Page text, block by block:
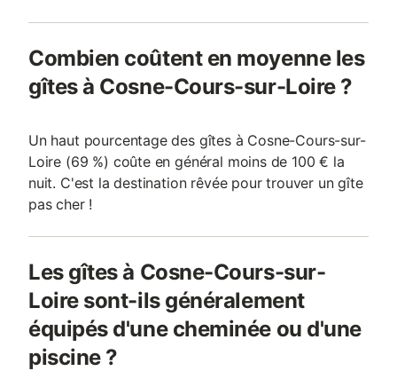
Combien coûtent en moyenne les
gîtes à Cosne-Cours-sur-Loire ?
Un haut pourcentage des gîtes à Cosne-Cours-sur-
Loire (69 %) coûte en général moins de 100 € la
nuit. C'est la destination rêvée pour trouver un gîte
pas cher !
Les gîtes à Cosne-Cours-sur-
Loire sont-ils généralement
équipés d'une cheminée ou d'une
piscine ?